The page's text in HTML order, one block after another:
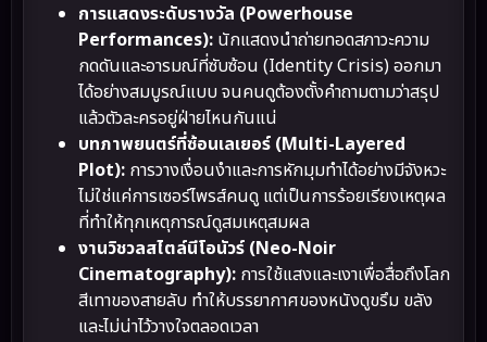
การแสดงระดับรางวัล (Powerhouse
Performances): นักแสดงนำถ่ายทอดสภาวะความ
กดดันและอารมณ์ที่ซับซ้อน (Identity Crisis) ออกมา
ได้อย่างสมบูรณ์แบบ จนคนดูต้องตั้งคำถามตามว่าสรุป
แล้วตัวละครอยู่ฝ่ายไหนกันแน่
บทภาพยนตร์ที่ซ้อนเลเยอร์ (Multi-Layered
Plot): การวางเงื่อนงำและการหักมุมทำได้อย่างมีจังหวะ
ไม่ใช่แค่การเซอร์ไพรส์คนดู แต่เป็นการร้อยเรียงเหตุผล
ที่ทำให้ทุกเหตุการณ์ดูสมเหตุสมผล
งานวิชวลสไตล์นีโอนัวร์ (Neo-Noir
Cinematography): การใช้แสงและเงาเพื่อสื่อถึงโลก
สีเทาของสายลับ ทำให้บรรยากาศของหนังดูขรึม ขลัง
และไม่น่าไว้วางใจตลอดเวลา